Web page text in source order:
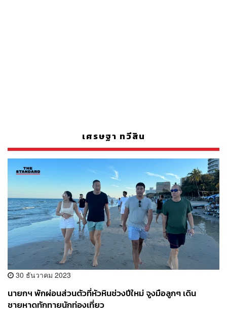
เศรษฐา ทวีสิน
30 ธันวาคม 2023
นายกฯ พักผ่อนส่วนตัวที่หัวหินช่วงปีใหม่ จูงมือลูกๆ เดิน
ชายหาดทักทายนักท่องเที่ยว